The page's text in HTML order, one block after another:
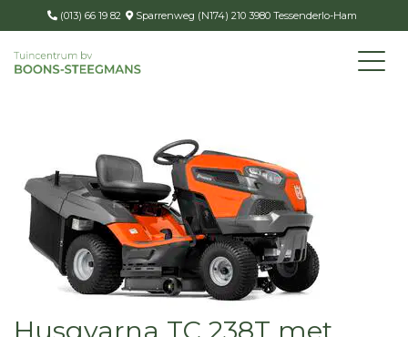
(013) 66 19 82 Sparrenweg (N174) 210 3980 Tessenderlo-Ham
Husqvarna TC 238T met